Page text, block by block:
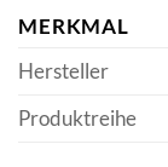
MERKMAL
Hersteller
Produktreihe